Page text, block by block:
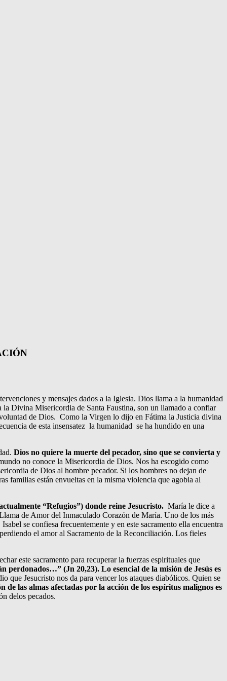
y mensajes dados a la Iglesia. Dios llama a la humanidad
Divina Misericordia de Santa Faustina, son un llamado a confiar
de Dios. Como la Virgen lo dijo en Fátima la Justicia divina
de esta insensatez la humanidad se ha hundido en una
Dios no quiere la muerte del pecador, sino que se convierta y
no conoce la Misericordia de Dios. Nos ha escogido como
de Dios al hombre pecador. Si los hombres no dejan de
familias están envueltas en la misma violencia que agobia al
“Refugios”) donde reine Jesucristo. María le dice a
de Amor del Inmaculado Corazón de María. Uno de los más
se confiesa frecuentemente y en este sacramento ella encuentra
el amor al Sacramento de la Reconciliación. Los fieles
este sacramento para recuperar la fuerzas espirituales que
perdonados…” (Jn 20,23). Lo esencial de la misión de Jesús es
que Jesucristo nos da para vencer los ataques diabólicos. Quien se
de las almas afectadas por la acción de los espíritus malignos es
delos pecados.